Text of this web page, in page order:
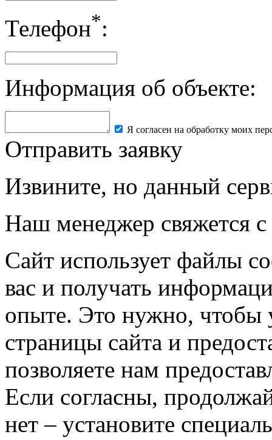
Телефон*:
Информация об объекте:
Я согласен на обработку моих
Отправить заявку
Извините, но данный
Наш менеджер свяжется
Сайт использует файлы
вас и получать
опыте. Это нужно, чтобы
страницы сайта и
позволяете нам
Если согласны,
нет – установите